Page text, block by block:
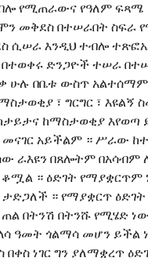
የሚጠራውና የዓለም ፍጻሜ
መቅደስ በተሠራበት ስፍራ
ሲሠራ እንዲህ ተብሎ
ድንጋዮች ተሠራ
ሁሉ በቤቱ ውስጥ
፣ ግርግር ፣ እዩልኝ
ከማስታወቂያ
መናገር አይችልም ። ሥራው
ራእዩን በጸሎትም በአሳብም
። ዕድገት የማያቋርጥም
። የማያቋርጥ ዕድገት
ጠል በትንሽ በትንሹ የሚሄድ
ዓመት ጎልማሳ መሆን ይችል
በቀስ ነገር ግን ያለማቋረጥ